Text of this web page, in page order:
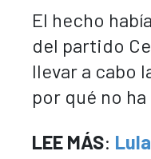
El hecho
del partido
llevar a cabo
por qué no
LEE MÁS: